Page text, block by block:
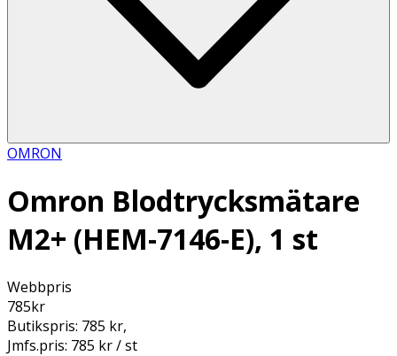
OMRON
Omron Blodtrycksmätare
M2+ (HEM-7146-E), 1 st
Webbpris
785kr
Butikspris: 785 kr,
Jmfs.pris: 785 kr / st